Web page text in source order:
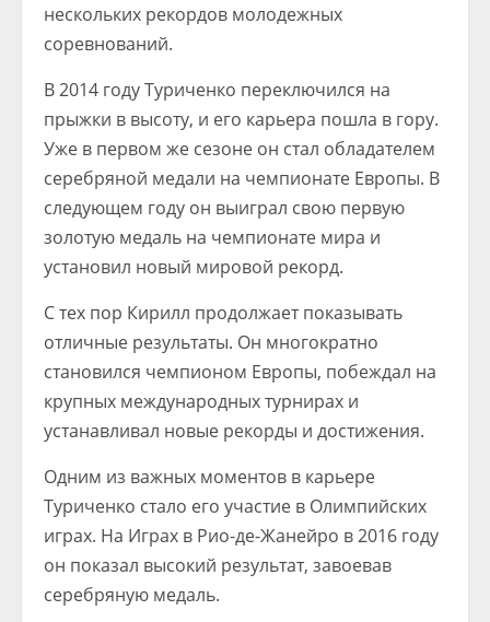
нескольких рекордов молодежных
соревнований.
В 2014 году Туриченко переключился на
прыжки в высоту, и его карьера пошла в гору.
Уже в первом же сезоне он стал обладателем
серебряной медали на чемпионате Европы. В
следующем году он выиграл свою первую
золотую медаль на чемпионате мира и
установил новый мировой рекорд.
С тех пор Кирилл продолжает показывать
отличные результаты. Он многократно
становился чемпионом Европы, побеждал на
крупных международных турнирах и
устанавливал новые рекорды и достижения.
Одним из важных моментов в карьере
Туриченко стало его участие в Олимпийских
играх. На Играх в Рио-де-Жанейро в 2016 году
он показал высокий результат, завоевав
серебряную медаль.